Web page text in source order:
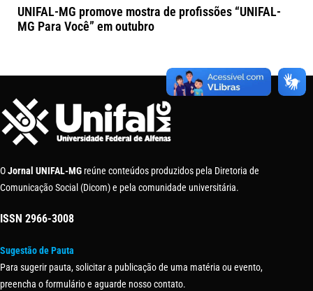
UNIFAL-MG promove mostra de profissões “UNIFAL-
MG Para Você” em outubro
OJornal UNIFAL-MG reúne conteúdos produzidos pela Diretoria de
Comunicação Social (Dicom) e pela comunidade universitária.
ISSN 2966-3008
Sugestão de Pauta
Para sugerir pauta, solicitar a publicação de uma matéria ou evento,
preencha o formulário e aguarde nosso contato.